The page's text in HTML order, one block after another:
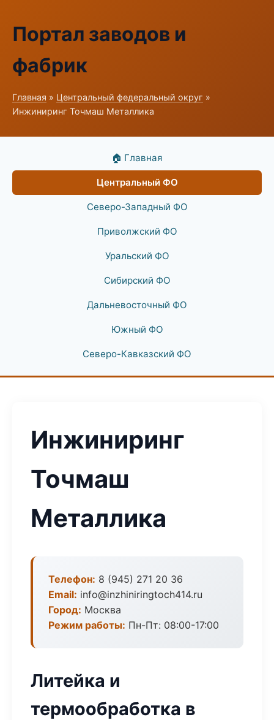
Портал заводов и
фабрик
Главная » Центральный федеральный округ »
Инжиниринг Точмаш Металлика
🏠 Главная
Центральный ФО
Северо-Западный ФО
Приволжский ФО
Уральский ФО
Сибирский ФО
Дальневосточный ФО
Южный ФО
Северо-Кавказский ФО
Инжиниринг
Точмаш
Металлика
Телефон: 8 (945) 271 20 36
Email: info@inzhiniringtoch414.ru
Город: Москва
Режим работы: Пн-Пт: 08:00-17:00
Литейка и
термообработка в